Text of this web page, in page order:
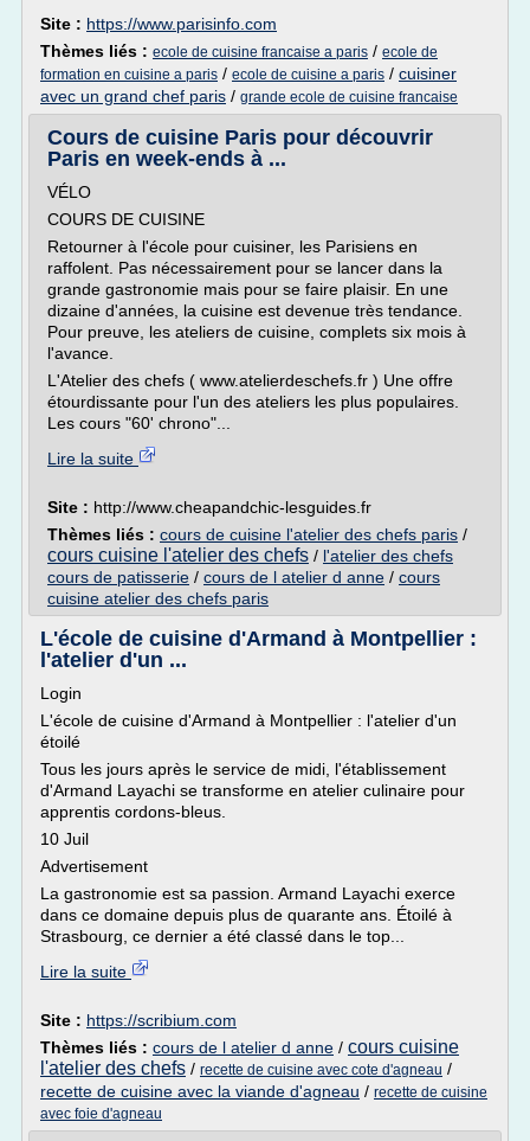
Site : https://www.parisinfo.com
Thèmes liés : ecole de cuisine francaise a paris / ecole de
formation en cuisine a paris / ecole de cuisine a paris / cuisiner
avec un grand chef paris / grande ecole de cuisine francaise
Cours de cuisine Paris pour découvrir
Paris en week-ends à ...
VÉLO
COURS DE CUISINE
Retourner à l'école pour cuisiner, les Parisiens en
raffolent. Pas nécessairement pour se lancer dans la
grande gastronomie mais pour se faire plaisir. En une
dizaine d'années, la cuisine est devenue très tendance.
Pour preuve, les ateliers de cuisine, complets six mois à
l'avance.
L'Atelier des chefs ( www.atelierdeschefs.fr ) Une offre
étourdissante pour l'un des ateliers les plus populaires.
Les cours "60' chrono"...
Lire la suite
Site : http://www.cheapandchic-lesguides.fr
Thèmes liés : cours de cuisine l'atelier des chefs paris /
cours cuisine l'atelier des chefs / l'atelier des chefs
cours de patisserie / cours de l atelier d anne / cours
cuisine atelier des chefs paris
L'école de cuisine d'Armand à Montpellier :
l'atelier d'un ...
Login
L'école de cuisine d'Armand à Montpellier : l'atelier d'un
étoilé
Tous les jours après le service de midi, l'établissement
d'Armand Layachi se transforme en atelier culinaire pour
apprentis cordons-bleus.
10 Juil
Advertisement
La gastronomie est sa passion. Armand Layachi exerce
dans ce domaine depuis plus de quarante ans. Étoilé à
Strasbourg, ce dernier a été classé dans le top...
Lire la suite
Site : https://scribium.com
Thèmes liés : cours de l atelier d anne / cours cuisine
l'atelier des chefs / recette de cuisine avec cote d'agneau /
recette de cuisine avec la viande d'agneau / recette de cuisine
avec foie d'agneau